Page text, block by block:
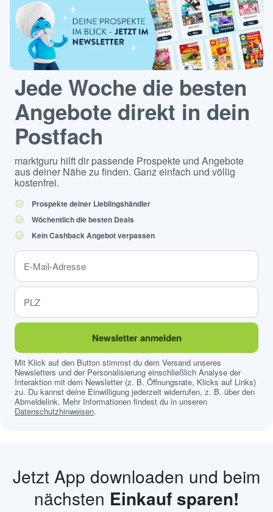
Jede Woche die besten
Angebote direkt in dein
Postfach
marktguru hilft dir passende Prospekte und Angebote
aus deiner Nähe zu finden. Ganz einfach und völlig
kostenfrei.
Prospekte deiner Lieblingshändler
Wöchentlich die besten Deals
Kein Cashback Angebot verpassen
Newsletter anmelden
Mit Klick auf den Button stimmst du dem Versand unseres
Newsletters und der Personalisierung einschließlich Analyse der
Interaktion mit dem Newsletter (z. B. Öffnungsrate, Klicks auf Links)
zu. Du kannst deine Einwilligung jederzeit widerrufen, z. B. über den
Abmeldelink. Mehr Informationen findest du in unseren
Datenschutzhinweisen.
Jetzt App downloaden und beim
nächsten Einkauf sparen!